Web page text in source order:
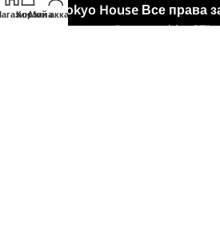
© Tokyo House Все права
Powered by
Корзина
Мой аккаунт